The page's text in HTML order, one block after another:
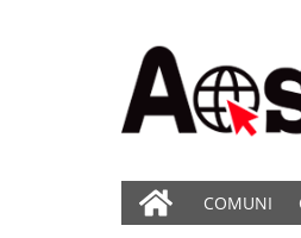
COMUNI